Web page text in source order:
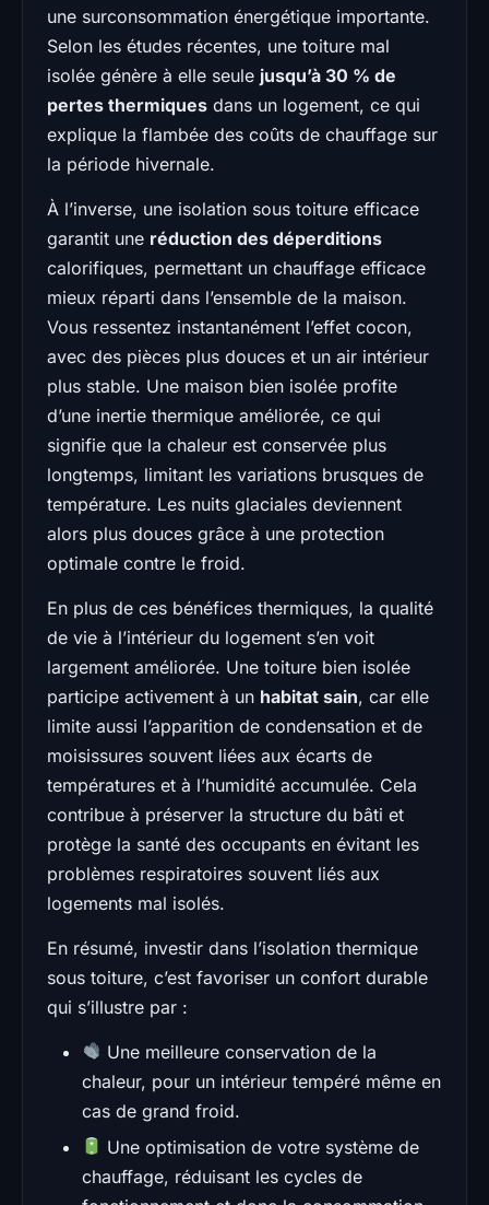
une surconsommation énergétique importante.
Selon les études récentes, une toiture mal
isolée génère à elle seule jusqu’à 30 % de
pertes thermiques dans un logement, ce qui
explique la flambée des coûts de chauffage sur
la période hivernale.
À l’inverse, une isolation sous toiture efficace
garantit une réduction des déperditions
calorifiques, permettant un chauffage efficace
mieux réparti dans l’ensemble de la maison.
Vous ressentez instantanément l’effet cocon,
avec des pièces plus douces et un air intérieur
plus stable. Une maison bien isolée profite
d’une inertie thermique améliorée, ce qui
signifie que la chaleur est conservée plus
longtemps, limitant les variations brusques de
température. Les nuits glaciales deviennent
alors plus douces grâce à une protection
optimale contre le froid.
En plus de ces bénéfices thermiques, la qualité
de vie à l’intérieur du logement s’en voit
largement améliorée. Une toiture bien isolée
participe activement à un habitat sain, car elle
limite aussi l’apparition de condensation et de
moisissures souvent liées aux écarts de
températures et à l’humidité accumulée. Cela
contribue à préserver la structure du bâti et
protège la santé des occupants en évitant les
problèmes respiratoires souvent liés aux
logements mal isolés.
En résumé, investir dans l’isolation thermique
sous toiture, c’est favoriser un confort durable
qui s’illustre par :
Une meilleure conservation de la
chaleur, pour un intérieur tempéré même en
cas de grand froid.
Une optimisation de votre système de
chauffage, réduisant les cycles de